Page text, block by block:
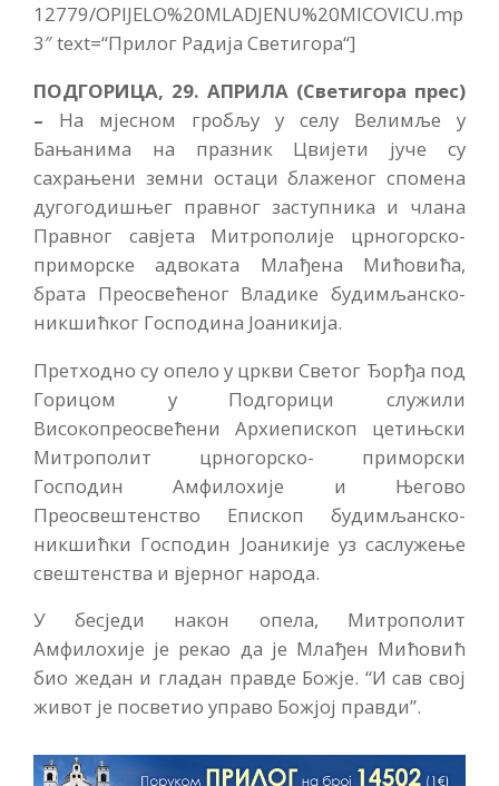
12779/OPIJELO%20MLADJENU%20MICOVICU.mp
3″ text=“Прилог Радија Светигора“]
ПОДГОРИЦА, 29. АПРИЛА (Светигора прес)
– На мјесном гробљу у селу Велимље у
Бањанима на празник Цвијети јуче су
сахрањени земни остаци блаженог спомена
дугогодишњег правног заступника и члана
Правног савјета Митрополије црногорско-
приморске адвоката Млађена Мићовића,
брата Преосвећеног Владике будимљанско-
никшићког Господина Јоаникија.
Претходно су опело у цркви Светог Ђорђа под
Горицом у Подгорици служили
Високопреосвећени Архиепископ цетињски
Митрополит црногорско- приморски
Господин Амфилохије и Његово
Преосвештенство Епископ будимљанско-
никшићки Господин Јоаникије уз саслужење
свештенства и вјерног народа.
У бесједи након опела, Митрополит
Амфилохије је рекао да је Млађен Мићовић
био жедан и гладан правде Божје. “И сав свој
живот је посветио управо Божјој правди”.